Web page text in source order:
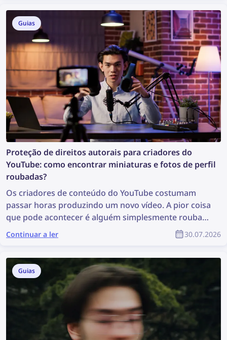
valiosas e apoiar a investigação. Então, como pode
encontrar mais informações a partir de uma
fotografia?
Guias
Proteção de direitos autorais para criadores do
YouTube: como encontrar miniaturas e fotos de perfil
roubadas?
Os criadores de conteúdo do YouTube costumam
passar horas produzindo um novo vídeo. A pior coisa
que pode acontecer é alguém simplesmente roubar
esse conteúdo, reutilizá-lo sem autorização e o
criador não receber nenhum reconhecimento pelo
proteger seus direitos autorais como parte da
comunidade do YouTube?
Continuar a ler 30.07.2026
Guias